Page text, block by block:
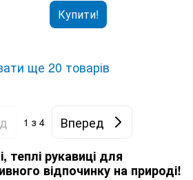
Купити!
ще 20 товарів
1 з 4
Вперед
теплі рукавиці для
відпочинку на природі!